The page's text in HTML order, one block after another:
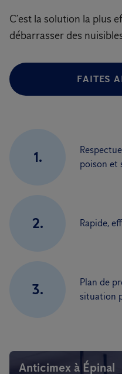
C’est la solution la plus
débarrasser des
FAITES
1.
poison et
2. Rapide,
3.
Plan de
situation
Anticimex à Épinal